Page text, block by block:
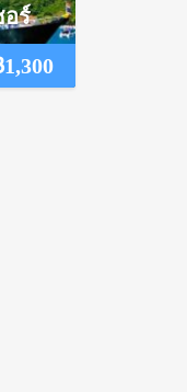
฿2,250
1,300Price
ร์